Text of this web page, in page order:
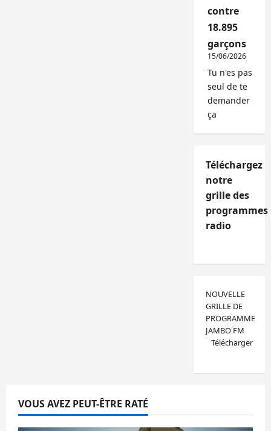
contre
18.895
garçons
15/06/2026
Tu n'es pas
seul de te
demander
ça
Téléchargez
notre
grille des
programmes
radio
NOUVELLE
GRILLE DE
PROGRAMME
JAMBO FM
Télécharger
VOUS AVEZ PEUT-ÊTRE RATÉ